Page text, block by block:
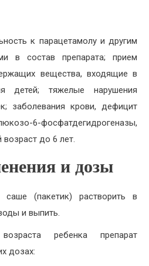
к парацетамолу и другим
в состав препарата; прием
вещества, входящие в
детей; тяжелые нарушения
заболевания крови, дефицит
фосфатдегидрогеназы,
возраст до 6 лет.
и дозы
(пакетик) растворить в
и выпить.
ребенка препарат
дозах: